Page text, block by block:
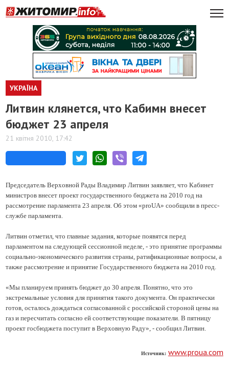
УКРАЇНА
Литвин клянется, что Кабимн внесет
бюджет 23 апреля
21 квітня 2010, 17:42
Председатель Верховной Рады Владимир Литвин заявляет, что Кабинет
министров внесет проект государственного бюджета на 2010 год на
рассмотрение парламента 23 апреля. Об этом «proUA» сообщили в пресс-
службе парламента.
Литвин отметил, что главные задания, которые появятся перед
парламентом на следующей сессионной неделе, - это принятие программы
социально-экономического развития страны, ратификационные вопросы, а
также рассмотрение и принятие Государственного бюджета на 2010 год.
«Мы планируем принять бюджет до 30 апреля. Понятно, что это
экстремальные условия для принятия такого документа. Он практически
готов, осталось дождаться согласованной с российской стороной цены на
газ и пересчитать согласно ей соответствующие показатели. В пятницу
проект госбюджета поступит в Верховную Раду», - сообщил Литвин.
Источник: www.proua.com